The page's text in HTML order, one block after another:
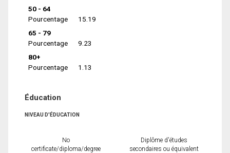
50 - 64
Pourcentage
15.19
65 - 79
Pourcentage
9.23
80+
Pourcentage
1.13
Éducation
NIVEAU D'ÉDUCATION
No
certificate/diploma/degree
Diplôme d'études
secondaires ou équivalent